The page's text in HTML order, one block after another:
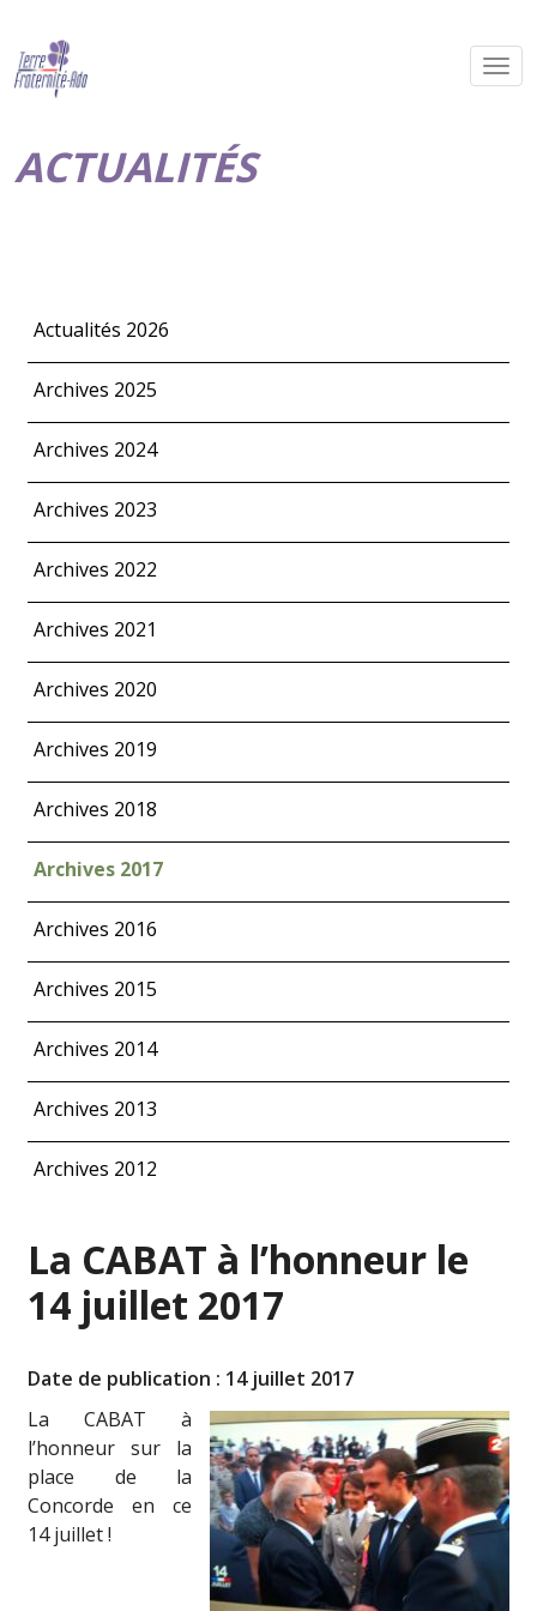
ACTUALITÉS
Actualités 2026
Archives 2025
Archives 2024
Archives 2023
Archives 2022
Archives 2021
Archives 2020
Archives 2019
Archives 2018
Archives 2017
Archives 2016
Archives 2015
Archives 2014
Archives 2013
Archives 2012
La CABAT à l’honneur le
14 juillet 2017
Date de publication : 14 juillet 2017
La CABAT à
l’honneur sur la
place de la
Concorde en ce
14 juillet !